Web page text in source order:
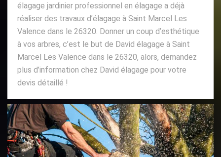
élagage jardinier professionnel en élagage a déjà
réaliser des travaux d’élagage à Saint Marcel Les
Valence dans le 26320. Donner un coup d’esthétique
à vos arbres, c’est le but de David élagage à Saint
Marcel Les Valence dans le 26320, alors, demandez
plus d’information chez David élagage pour votre
devis détaillé !